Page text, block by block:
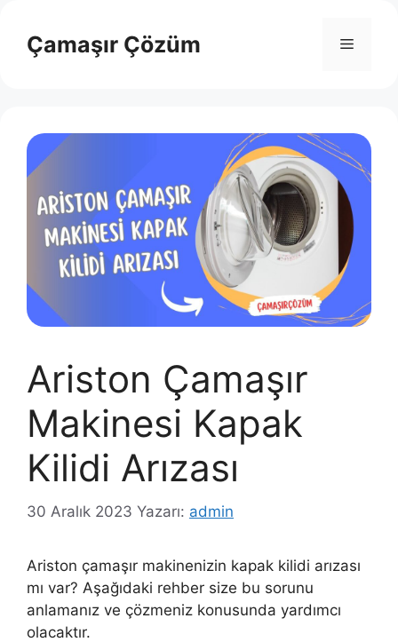
Çamaşır Çözüm Menü
Ariston Çamaşır
Makinesi Kapak
Kilidi Arızası
30 Aralık 2023 Yazarı: admin
Ariston çamaşır makinenizin kapak kilidi arızası
mı var? Aşağıdaki rehber size bu sorunu
anlamanız ve çözmeniz konusunda yardımcı
olacaktır.